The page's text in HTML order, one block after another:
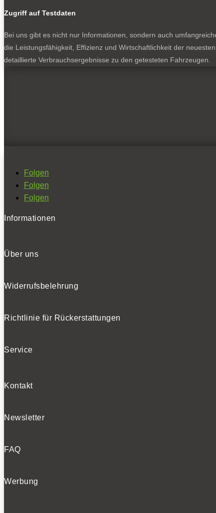
Zugriff auf Testdaten
Bei uns gibt es nicht nur Informationen, sondern auch
die Leistungsfähigkeit, Effizienz und Wirtschaftlichkeit der
detaillierte Verbrauchsergebnisse zu den getesteten Fahrzeugen.
Folgen
Folgen
Folgen
Informationen
Über uns
Widerrufsbelehrung
Richtlinie für Rückerstattungen
Service
Kontakt
Newsletter
FAQ
Werbung